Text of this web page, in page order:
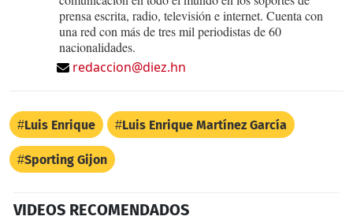
prensa escrita, radio, televisión e internet. Cuenta con
una red con más de tres mil periodistas de 60
nacionalidades.
redaccion@diez.hn
Luis Enrique Luis Enrique Martínez García
Sporting Gijon
VIDEOS RECOMENDADOS